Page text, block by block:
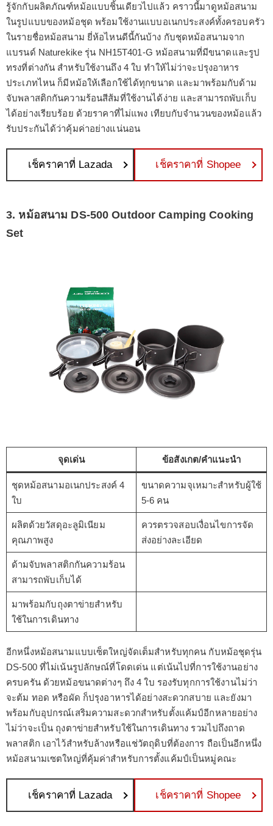
รู้จักกับผลิตภัณฑ์หม้อแบบชิ้นเดียวไปแล้ว คราวนี้มาดูหม้อสนาม
ในรูปแบบของหม้อชุด พร้อมใช้งานแบบอเนกประสงค์ทั้งครอบครัว
ในรายชื่อหม้อสนาม ยี่ห้อไหนดีนี้กันบ้าง กับชุดหม้อสนามจาก
แบรนด์ Naturekike รุ่น NH15T401-G หม้อสนามที่มีขนาดและรูป
ทรงที่ต่างกัน สำหรับใช้งานถึง 4 ใบ ทำให้ไม่ว่าจะปรุงอาหาร
ประเภทไหน ก็มีหม้อให้เลือกใช้ได้ทุกขนาด และมาพร้อมกับด้าม
จับพลาสติกกันความร้อนสีส้มที่ใช้งานได้ง่าย และสามารถพับเก็บ
ได้อย่างเรียบร้อย ด้วยราคาที่ไม่แพง เทียบกับจำนวนของหม้อแล้ว
รับประกันได้ว่าคุ้มค่าอย่างแน่นอน
เช็คราคาที่ Lazada เช็คราคาที่ Shopee
3. หม้อสนาม DS-500 Outdoor Camping Cooking
Set
จุดเด่น ข้อสังเกต/คำแนะนำ
ชุดหม้อสนามอเนกประสงค์ 4
ใบ
ขนาดความจุเหมาะสำหรับผู้ใช้
5-6 คน
ผลิตด้วยวัสดุอะลูมิเนียม
คุณภาพสูง
ควรตรวจสอบเงื่อนไขการจัด
ส่งอย่างละเอียด
ด้ามจับพลาสติกกันความร้อน
สามารถพับเก็บได้
มาพร้อมกับถุงตาข่ายสำหรับ
ใช้ในการเดินทาง
อีกหนึ่งหม้อสนามแบบเซ็ตใหญ่จัดเต็มสำหรับทุกคน กับหม้อชุดรุ่น
DS-500 ที่ไม่เน้นรูปลักษณ์ที่โดดเด่น แต่เน้นไปที่การใช้งานอย่าง
ครบครัน ด้วยหม้อขนาดต่างๆ ถึง 4 ใบ รองรับทุกการใช้งานไม่ว่า
จะต้ม ทอด หรือผัด ก็ปรุงอาหารได้อย่างสะดวกสบาย และยังมา
พร้อมกับอุปกรณ์เสริมความสะดวกสำหรับตั้งแค้มป์อีกหลายอย่าง
ไม่ว่าจะเป็น ถุงตาข่ายสำหรับใช้ในการเดินทาง รวมไปถึงถาด
พลาสติก เอาไว้สำหรับล้างหรือแช่วัตถุดิบที่ต้องการ ถือเป็นอีกหนึ่ง
หม้อสนามเซตใหญ่ที่คุ้มค่าสำหรับการตั้งแค้มป์เป็นหมู่คณะ
เช็คราคาที่ Lazada เช็คราคาที่ Shopee